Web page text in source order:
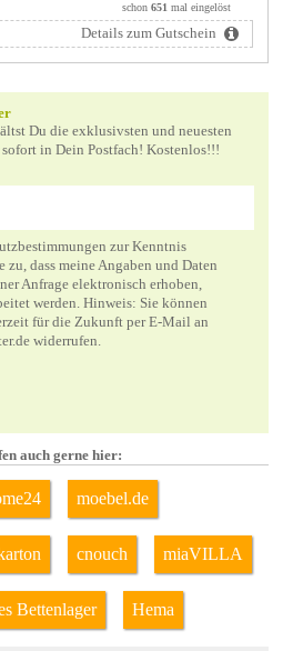
schon651 mal eingelöst
Details zum Gutschein
Du die exklusivsten und neuesten
in Dein Postfach! Kostenlos!!!
zur Kenntnis
zu, dass meine Angaben und Daten
Anfrage elektronisch erhoben,
werden. Hinweis: Sie können
für die Zukunft per E-Mail an
widerrufen.
auch gerne hier:
moebel.de
cnouch miaVILLA
Bettenlager Hema